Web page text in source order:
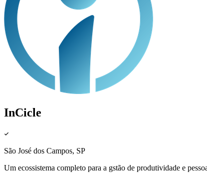
InCicle
São José dos Campos, SP
Um ecossistema completo para a gstão de produtividade e